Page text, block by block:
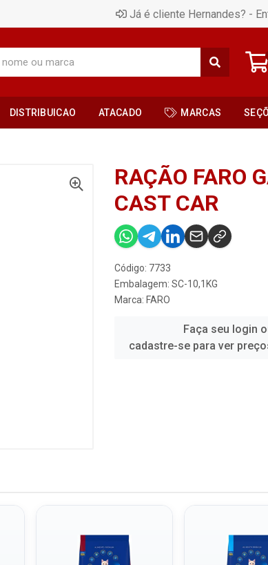
Já é cliente Hernandes? -
DISTRIBUICAO ATACADO MARCAS
RAÇÃO FARO
CAST CAR
Código: 7733
Embalagem: SC-10,1KG
Marca: FARO
Faça seu login
cadastre-se para ver